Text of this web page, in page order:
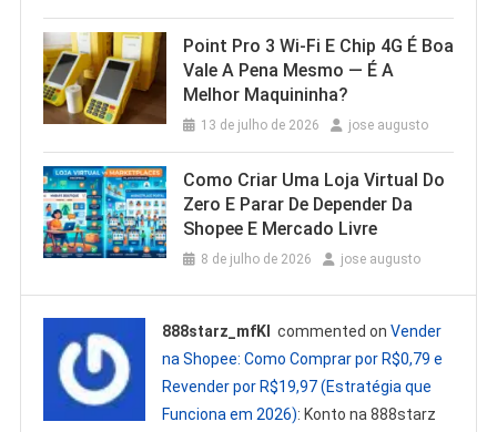
Point Pro 3 Wi‑Fi E Chip 4G É Boa
Vale A Pena Mesmo — É A
Melhor Maquininha?
13 de julho de 2026 jose augusto
Como Criar Uma Loja Virtual Do
Zero E Parar De Depender Da
Shopee E Mercado Livre
8 de julho de 2026 jose augusto
888starz_mfKl commented onVender
na Shopee: Como Comprar por R$0,79 e
Revender por R$19,97 (Estratégia que
Funciona em 2026): Konto na 888starz